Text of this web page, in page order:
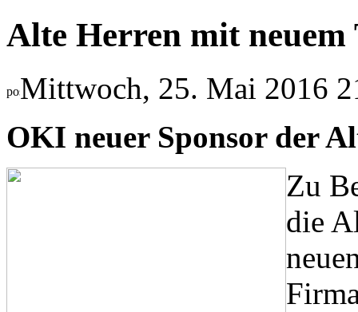
Alte Herren mit
Mittwoch, 25. Mai 2016
OKI neuer Sponsor der
Zu
die